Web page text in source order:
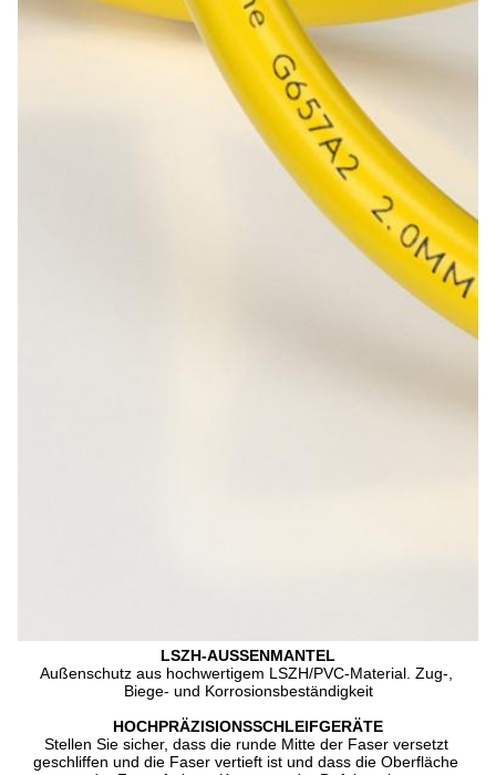
LSZH-AUSSENMANTEL
Außenschutz aus hochwertigem LSZH/PVC-Material. Zug-,
Biege- und Korrosionsbeständigkeit
HOCHPRÄZISIONSSCHLEIFGERÄTE
Stellen Sie sicher, dass die runde Mitte der Faser versetzt
geschliffen und die Faser vertieft ist und dass die Oberfläche